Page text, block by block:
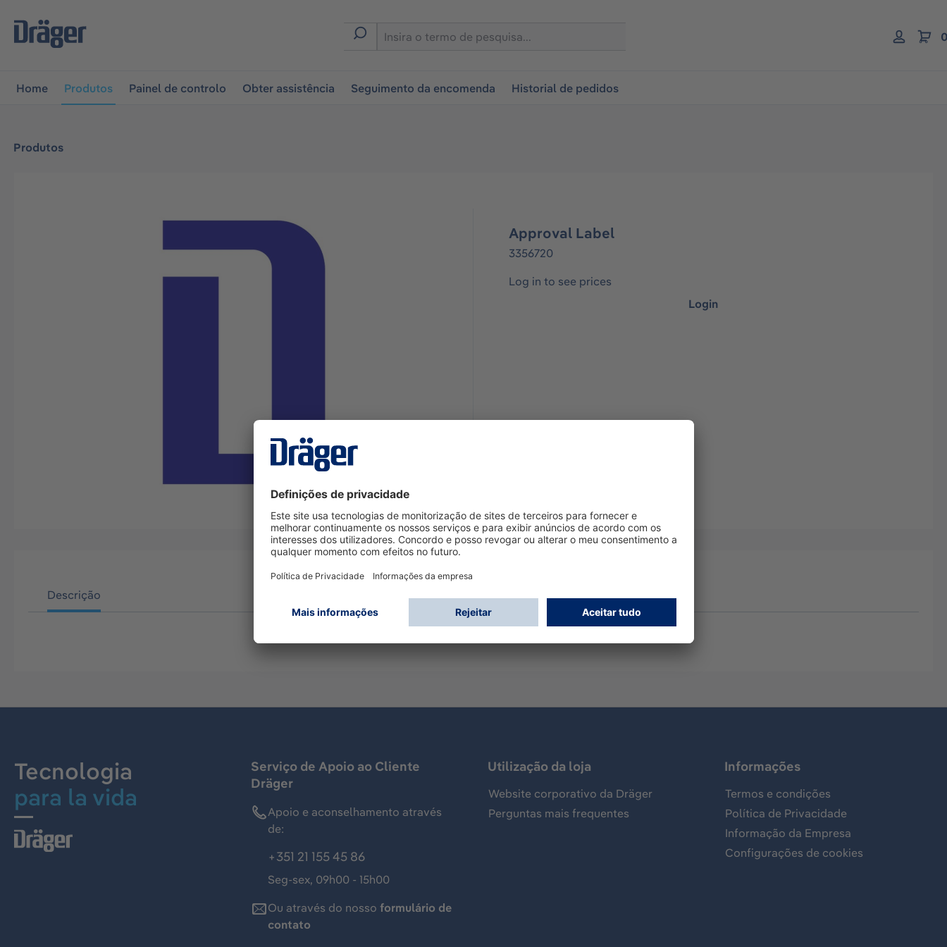
a navegação principal
Home Produtos Painel de controlo Obter assistência Seguimento da encomenda Historial de pedidos
Produtos
Approval Label
3356720
Log in to see prices
Login
Descrição
Tecnologia
para la vida
Serviço de Apoio ao Cliente
Dräger
Apoio e aconselhamento através
de:
+351 21 155 45 86
Seg-sex, 09h00 - 15h00
Ou através do nosso formulário de
contato
Utilização da loja
Website corporativo da Dräger
Perguntas mais frequentes
Informações
Termos e condições
Política de Privacidade
Informação da Empresa
Configurações de cookies